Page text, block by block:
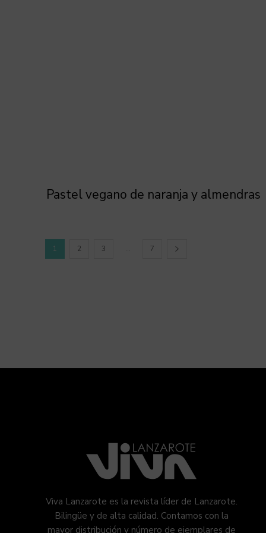
Pastel vegano de naranja y almendras
1 2 3 ... 7
Viva Lanzarote es la revista líder de Lanzarote.
Bilingüe y de alta calidad. Contamos con la
mayor distribución y número de ejemplares de